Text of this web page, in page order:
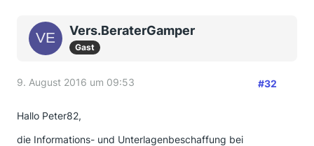
Vers.BeraterGamper
Gast
9. August 2016 um 09:53 #32
Hallo Peter82,
die Informations- und Unterlagenbeschaffung bei